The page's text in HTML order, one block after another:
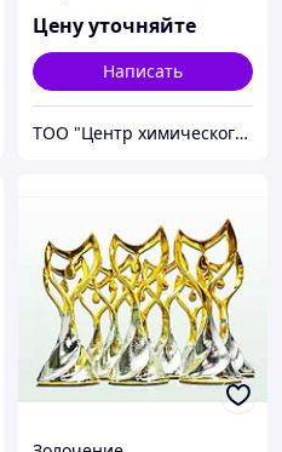
Цену уточняйте
Написать
ТОО "Центр химического инжиниринга и материаловедения"